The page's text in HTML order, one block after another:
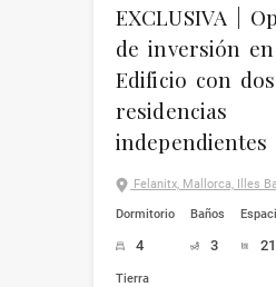
EXCLUSIVA |
de inversión
Edificio con dos
residencias
independientes
Felanitx, Mallorca, Illes
Dormitorio
4
Baños
3
Tierra